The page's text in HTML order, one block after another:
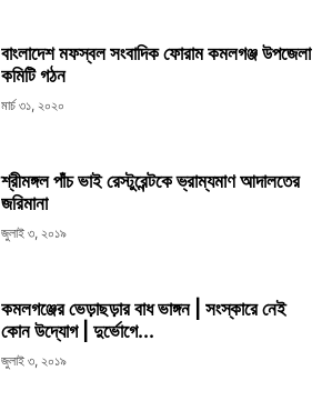
বাংলাদেশ মফস্বল সংবাদিক ফোরাম কমলগঞ্জ উপজেলা
কমিটি গঠন
মার্চ ৩১, ২০২০
শ্রীমঙ্গল পাঁচ ভাই রেস্টুরেন্টকে ভ্রাম্যমাণ আদালতের
জরিমানা
জুলাই ৩, ২০১৯
কমলগঞ্জের ভেড়াছড়ার বাধ ভাঙ্গন | সংস্কারে নেই
কোন উদ্যোগ | দুর্ভোগে...
জুলাই ৩, ২০১৯